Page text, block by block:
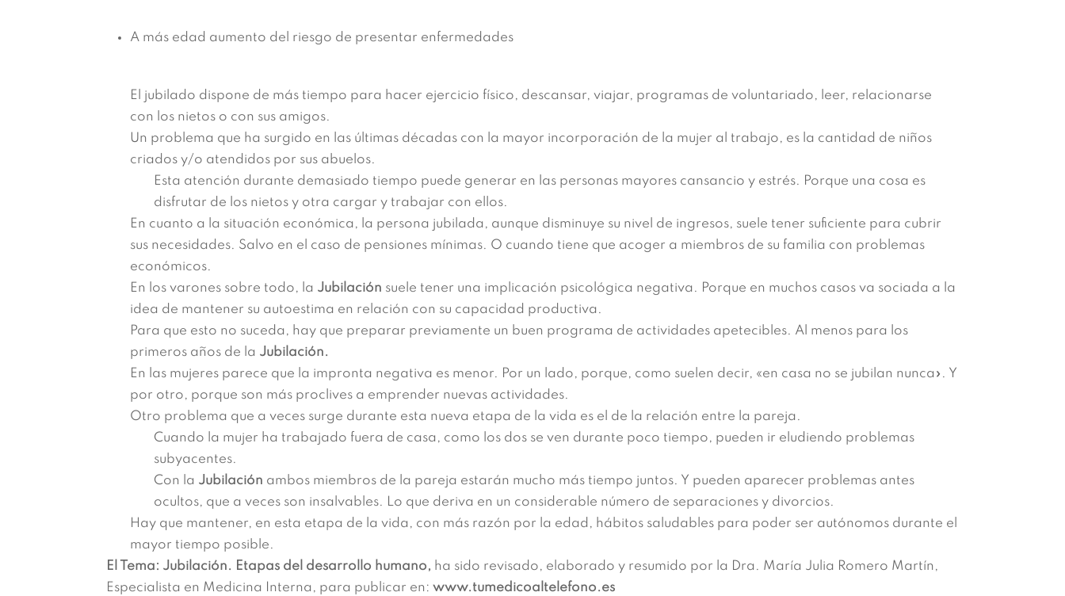
A más edad aumento del riesgo de presentar enfermedades
El jubilado dispone de más tiempo para hacer ejercicio físico, descansar, viajar, programas de voluntariado, leer, relacionarse
con los nietos o con sus amigos.
Un problema que ha surgido en las últimas décadas con la mayor incorporación de la mujer al trabajo, es la cantidad de niños
criados y/o atendidos por sus abuelos.
Esta atención durante demasiado tiempo puede generar en las personas mayores cansancio y estrés. Porque una cosa es
disfrutar de los nietos y otra cargar y trabajar con ellos.
En cuanto a la situación económica, la persona jubilada, aunque disminuye su nivel de ingresos, suele tener suficiente para cubrir
sus necesidades. Salvo en el caso de pensiones mínimas. O cuando tiene que acoger a miembros de su familia con problemas
económicos.
En los varones sobre todo, la Jubilación suele tener una implicación psicológica negativa. Porque en muchos casos va sociada a la
idea de mantener su autoestima en relación con su capacidad productiva.
Para que esto no suceda, hay que preparar previamente un buen programa de actividades apetecibles. Al menos para los
primeros años de la Jubilación.
En las mujeres parece que la impronta negativa es menor. Por un lado, porque, como suelen decir, «en casa no se jubilan nunca». Y
por otro, porque son más proclives a emprender nuevas actividades.
Otro problema que a veces surge durante esta nueva etapa de la vida es el de la relación entre la pareja.
Cuando la mujer ha trabajado fuera de casa, como los dos se ven durante poco tiempo, pueden ir eludiendo problemas
subyacentes.
Con la Jubilación ambos miembros de la pareja estarán mucho más tiempo juntos. Y pueden aparecer problemas antes
ocultos, que a veces son insalvables. Lo que deriva en un considerable número de separaciones y divorcios.
Hay que mantener, en esta etapa de la vida, con más razón por la edad, hábitos saludables para poder ser autónomos durante el
mayor tiempo posible.
El Tema: Jubilación. Etapas del desarrollo humano, ha sido revisado, elaborado y resumido por la Dra. María Julia Romero Martín,
Especialista en Medicina Interna, para publicar en:www.tumedicoaltelefono.es